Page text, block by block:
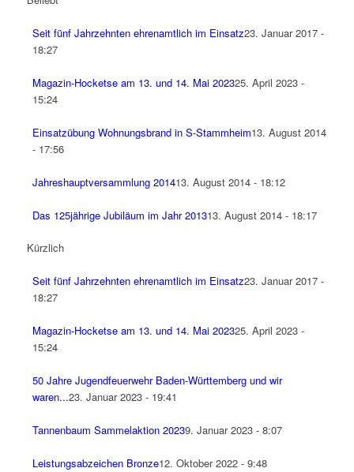
Seit fünf Jahrzehnten ehrenamtlich im Einsatz23. Januar 2017 -
18:27
Magazin-Hocketse am 13. und 14. Mai 202325. April 2023 -
15:24
Einsatzübung Wohnungsbrand in S-Stammheim13. August 2014
- 17:56
Jahreshauptversammlung 201413. August 2014 - 18:12
Das 125jährige Jubiläum im Jahr 201313. August 2014 - 18:17
Kürzlich
Seit fünf Jahrzehnten ehrenamtlich im Einsatz23. Januar 2017 -
18:27
Magazin-Hocketse am 13. und 14. Mai 202325. April 2023 -
15:24
50 Jahre Jugendfeuerwehr Baden-Württemberg und wir
waren...23. Januar 2023 - 19:41
Tannenbaum Sammelaktion 20239. Januar 2023 - 8:07
Leistungsabzeichen Bronze12. Oktober 2022 - 9:48